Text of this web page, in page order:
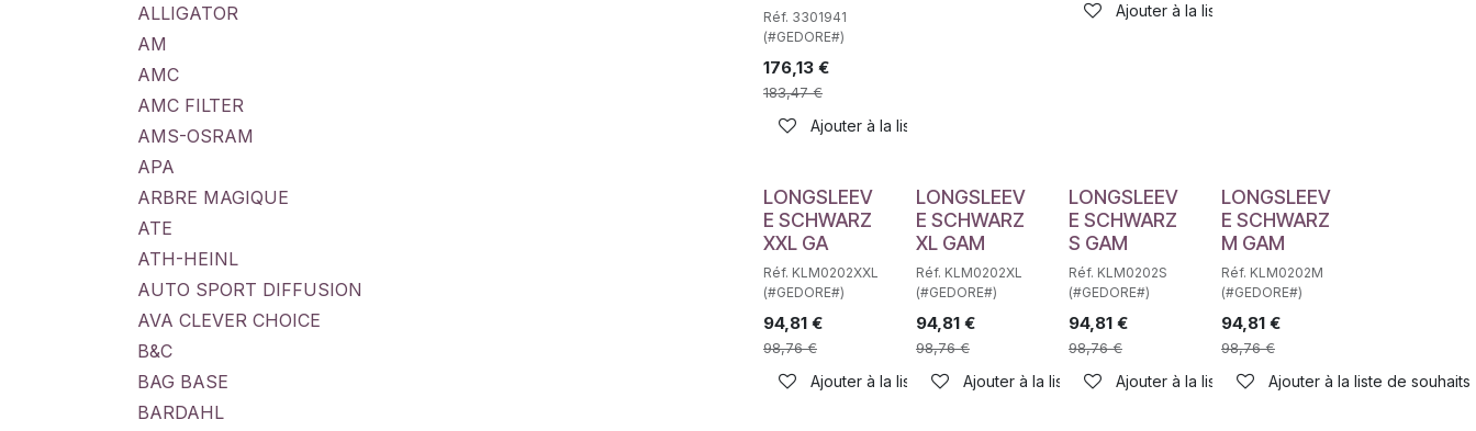
ALLIGATOR
AM
AMC
AMC FILTER
AMS-OSRAM
APA
ARBRE MAGIQUE
ATE
ATH-HEINL
AUTO SPORT DIFFUSION
AVA CLEVER CHOICE
B&C
BAG BASE
BARDAHL
Réf. 3301941
(#GEDORE#)
176,13 €
183,47€
Ajouter à la liste de souhaits
Ajouter à la liste de souhaits
LONGSLEEV
E SCHWARZ
XXL GA
Réf. KLM0202XXL
(#GEDORE#)
94,81 €
98,76€
Ajouter à la liste de souhaits
LONGSLEEV
E SCHWARZ
XL GAM
Réf. KLM0202XL
(#GEDORE#)
94,81€
98,76€
Ajouter à la liste de souhaits
LONGSLEEV
E SCHWARZ
S GAM
Réf. KLM0202S
(#GEDORE#)
94,81€
98,76€
Ajouter à la liste de souhaits
LONGSLEEV
E SCHWARZ
M GAM
Réf. KLM0202M
(#GEDORE#)
94,81€
98,76€
Ajouter à la liste de souhaits